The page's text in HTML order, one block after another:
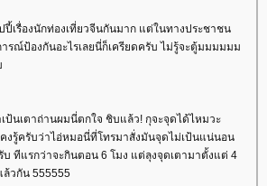
ปี้เรื่องนักท่องเที่ยวจีนกันมาก แต่ในทางประชาชน
รณ์ป้องกันอะไรเลยนี่ก็เครียดครับ ไม่รู้จะตู้มมมมมม
เป้นเตาถ่านผมนี่ตกใจ ชิบแล้ว! กุจะจุดได้ไหมวะ
งรู้ครับว่าไอ่หมอนี่ที่โทรมาสั่งมันจุดไม่เป้นแน่นอน
บ ทีแรกว่าจะกินตอน 6 โมง แต่ลุงจุดเตามาตั้งแต่ 4
ล้วกัน 555555